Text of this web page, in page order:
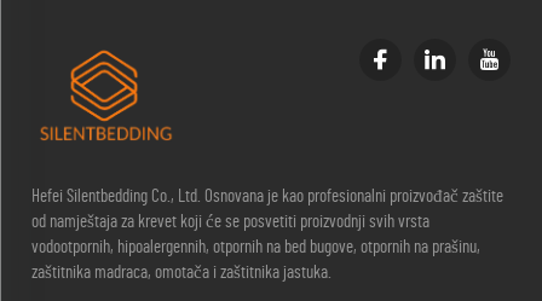
Hefei Silentbedding Co., Ltd. Osnovana je kao profesionalni proizvođač zaštite
od namještaja za krevet koji će se posvetiti proizvodnji svih vrsta
vodootpornih, hipoalergennih, otpornih na bed bugove, otpornih na prašinu,
zaštitnika madraca, omotača i zaštitnika jastuka.